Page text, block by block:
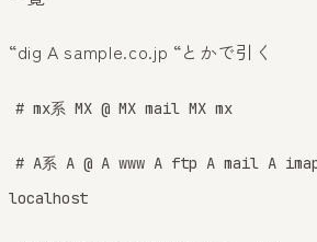
“dig A sample.co.jp “とかで引く
# mx系 MX @ MX mail MX mx
# A系 A @ A www A ftp A mail A
localhost